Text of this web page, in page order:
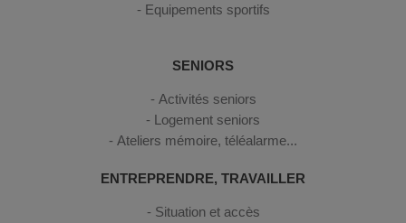
Equipements sportifs
SENIORS
Activités seniors
Logement seniors
Ateliers mémoire, téléalarme...
ENTREPRENDRE, TRAVAILLER
Situation et accès